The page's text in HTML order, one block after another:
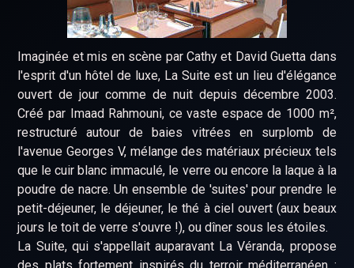
Imaginée et mis en scène par Cathy et David Guetta dans
l'esprit d'un hôtel de luxe, La Suite est un lieu d'élégance
ouvert de jour comme de nuit depuis décembre 2003.
Créé par Imaad Rahmouni, ce vaste espace de 1000 m²,
restructuré autour de baies vitrées en surplomb de
l'avenue Georges V, mélange des matériaux précieux tels
que le cuir blanc immaculé, le verre ou encore la laque à la
poudre de nacre. Un ensemble de 'suites' pour prendre le
petit-déjeuner, le déjeuner, le thé à ciel ouvert (aux beaux
jours le toit de verre s'ouvre !), ou dîner sous les étoiles.
La Suite, qui s'appellait auparavant La Véranda, propose